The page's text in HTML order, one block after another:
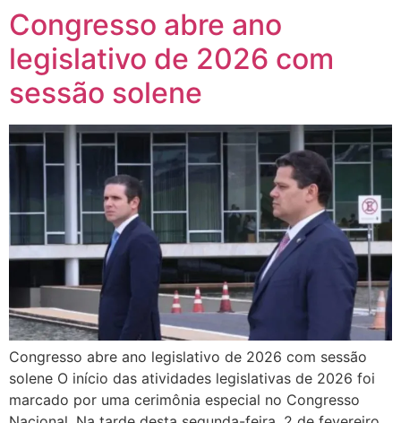
Congresso abre ano
legislativo de 2026 com
sessão solene
Congresso abre ano legislativo de 2026 com sessão
solene O início das atividades legislativas de 2026 foi
marcado por uma cerimônia especial no Congresso